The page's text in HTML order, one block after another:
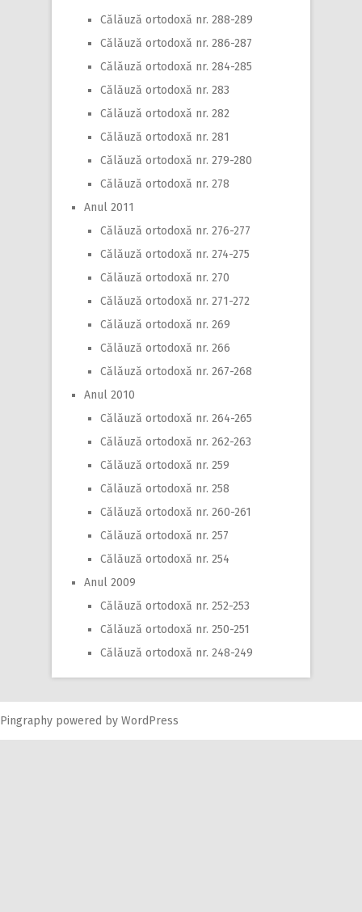
Călăuză ortodoxă nr. 288-289
Călăuză ortodoxă nr. 286-287
Călăuză ortodoxă nr. 284-285
Călăuză ortodoxă nr. 283
Călăuză ortodoxă nr. 282
Călăuză ortodoxă nr. 281
Călăuză ortodoxă nr. 279-280
Călăuză ortodoxă nr. 278
Anul 2011
Călăuză ortodoxă nr. 276-277
Călăuză ortodoxă nr. 274-275
Călăuză ortodoxă nr. 270
Călăuză ortodoxă nr. 271-272
Călăuză ortodoxă nr. 269
Călăuză ortodoxă nr. 266
Călăuză ortodoxă nr. 267-268
Anul 2010
Călăuză ortodoxă nr. 264-265
Călăuză ortodoxă nr. 262-263
Călăuză ortodoxă nr. 259
Călăuză ortodoxă nr. 258
Călăuză ortodoxă nr. 260-261
Călăuză ortodoxă nr. 257
Călăuză ortodoxă nr. 254
Anul 2009
Călăuză ortodoxă nr. 252-253
Călăuză ortodoxă nr. 250-251
Călăuză ortodoxă nr. 248-249
Pingraphy powered by WordPress